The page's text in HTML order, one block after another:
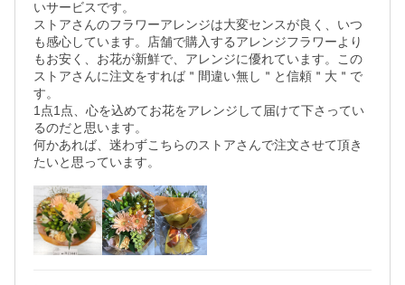
いサービスです。
ストアさんのフラワーアレンジは大変センスが良く、いつ
も感心しています。店舗で購入するアレンジフラワーより
もお安く、お花が新鮮で、アレンジに優れています。この
ストアさんに注文をすれば＂間違い無し＂と信頼＂大＂で
す。
1点1点、心を込めてお花をアレンジして届けて下さってい
るのだと思います。
何かあれば、迷わずこちらのストアさんで注文させて頂き
たいと思っています。